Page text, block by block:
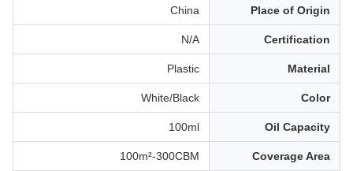
Place of Origin
China
Certification
N/A
Material
Plastic
Color
White/Black
Oil Capacity
100ml
Coverage Area
100m²-300CBM